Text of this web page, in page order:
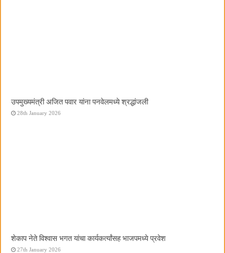
उपमुख्यमंत्री अजित पवार यांना पनवेलमध्ये श्रद्धांजली
28th January 2026
शेकाप नेते विश्वास भगत यांचा कार्यकर्त्यांसह भाजपमध्ये प्रवेश
27th January 2026